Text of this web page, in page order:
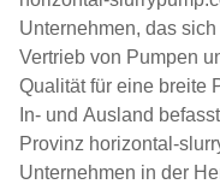
Unternehmen, das
Vertrieb von Pumpen
Qualität für eine breite
In- und Ausland
Provinz horizontal-
Unternehmen in der